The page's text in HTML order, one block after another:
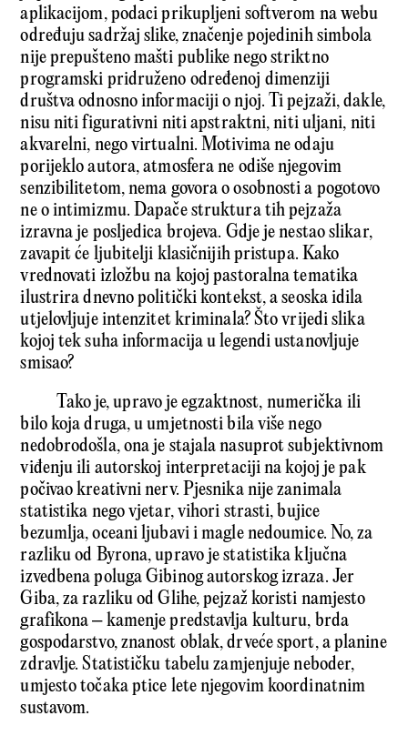
aplikacijom, podaci prikupljeni softverom na webu
određuju sadržaj slike, značenje pojedinih simbola
nije prepušteno mašti publike nego striktno
programski pridruženo određenoj dimenziji
društva odnosno informaciji o njoj. Ti pejzaži, dakle,
nisu niti figurativni niti apstraktni, niti uljani, niti
akvarelni, nego virtualni. Motivima ne odaju
porijeklo autora, atmosfera ne odiše njegovim
senzibilitetom, nema govora o osobnosti a pogotovo
ne o intimizmu. Dapače struktura tih pejzaža
izravna je posljedica brojeva. Gdje je nestao slikar,
zavapit će ljubitelji klasičnijih pristupa. Kako
vrednovati izložbu na kojoj pastoralna tematika
ilustrira dnevno politički kontekst, a seoska idila
utjelovljuje intenzitet kriminala? Što vrijedi slika
kojoj tek suha informacija u legendi ustanovljuje
smisao?
Tako je, upravo je egzaktnost, numerička ili
bilo koja druga, u umjetnosti bila više nego
nedobrodošla, ona je stajala nasuprot subjektivnom
viđenju ili autorskoj interpretaciji na kojoj je pak
počivao kreativni nerv. Pjesnika nije zanimala
statistika nego vjetar, vihori strasti, bujice
bezumlja, oceani ljubavi i magle nedoumice. No, za
razliku od Byrona, upravo je statistika ključna
izvedbena poluga Gibinog autorskog izraza. Jer
Giba, za razliku od Glihe, pejzaž koristi namjesto
grafikona – kamenje predstavlja kulturu, brda
gospodarstvo, znanost oblak, drveće sport, a planine
zdravlje. Statističku tabelu zamjenjuje neboder,
umjesto točaka ptice lete njegovim koordinatnim
sustavom.